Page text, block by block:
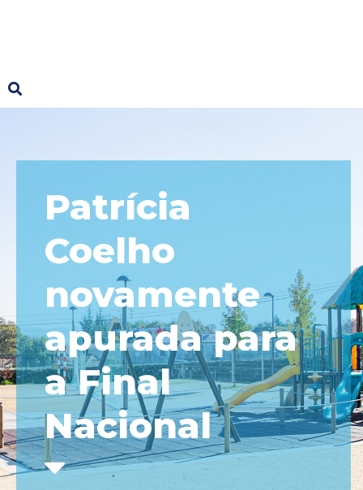
Patrícia
Coelho
novamente
apurada para
a Final
Nacional